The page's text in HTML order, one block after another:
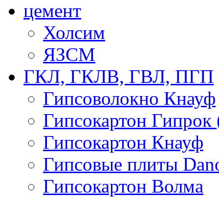
цемент
Холсим
ЯЗCМ
ГКЛ, ГКЛВ, ГВЛ, ПГП
Гипсоволокно Кнауф
Гипсокартон Гипрок
Гипсокартон Кнауф
Гипсовые плиты
Гипсокартон Волма